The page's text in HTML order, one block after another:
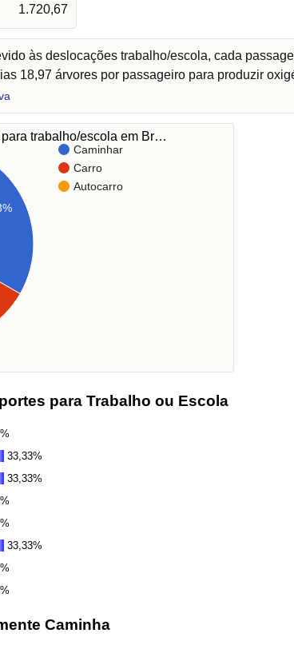
1.720,67
às deslocações trabalho/escola, cada
18,97 árvores por passageiro para produzir
trabalho/escola em Br…
Caminhar
Carro
Autocarro
para Trabalho ou Escola
33,33%
33,33%
33,33%
Caminha